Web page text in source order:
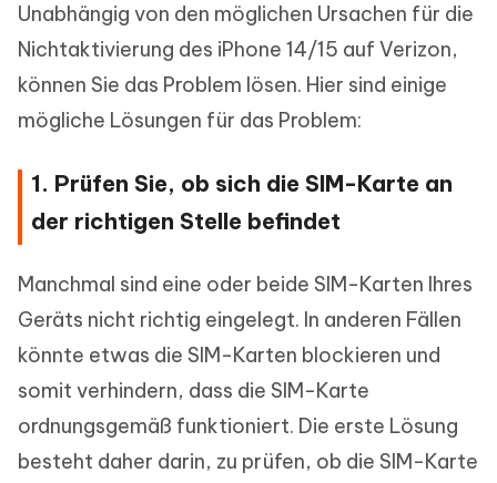
Unabhängig von den möglichen Ursachen für die
Nichtaktivierung des iPhone 14/15 auf Verizon,
können Sie das Problem lösen. Hier sind einige
mögliche Lösungen für das Problem:
1. Prüfen Sie, ob sich die SIM-Karte an
der richtigen Stelle befindet
Manchmal sind eine oder beide SIM-Karten Ihres
Geräts nicht richtig eingelegt. In anderen Fällen
könnte etwas die SIM-Karten blockieren und
somit verhindern, dass die SIM-Karte
ordnungsgemäß funktioniert. Die erste Lösung
besteht daher darin, zu prüfen, ob die SIM-Karte